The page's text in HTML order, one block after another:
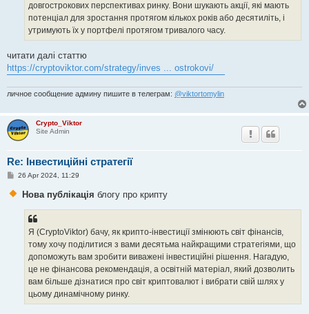
довгострокових перспективах ринку. Вони шукають акції, які мають
потенціал для зростання протягом кількох років або десятиліть, і
утримують їх у портфелі протягом тривалого часу.
читати далі статтю
https://cryptoviktor.com/strategy/inves ... ostrokovi/
личное сообщение админу пишите в телеграм: @viktortomylin
Crypto_Viktor
Site Admin
Re: Інвестиційні стратегії
P
s
26 Apr 2024, 11:29
Нова публікація блогу про крипту
Я (CryptoViktor) бачу, як крипто-інвестиції змінюють світ фінансів,
тому хочу поділитися з вами десятьма найкращими стратегіями, що
допоможуть вам зробити виважені інвестиційні рішення. Нагадую,
це не фінансова рекомендація, а освітній матеріал, який дозволить
вам більше дізнатися про світ криптовалют і вибрати свій шлях у
цьому динамічному ринку.